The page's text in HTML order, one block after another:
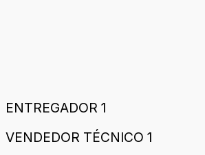
ENTREGADOR 1
VENDEDOR TÉCNICO 1